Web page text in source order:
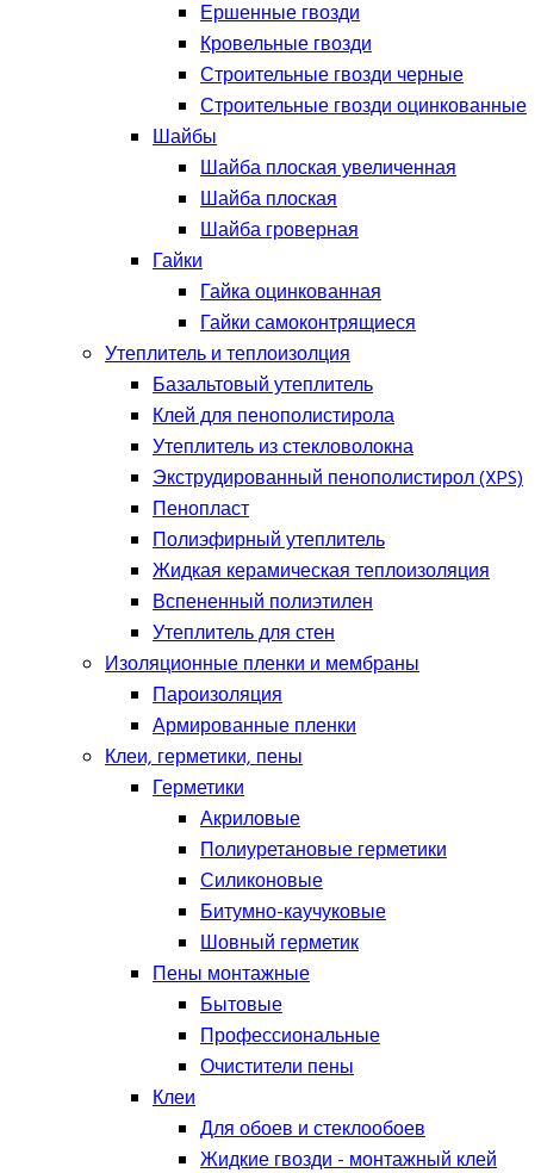
Ершенные гвозди
Кровельные гвозди
Строительные гвозди черные
Строительные гвозди оцинкованные
Шайбы
Шайба плоская увеличенная
Шайба плоская
Шайба гроверная
Гайки
Гайка оцинкованная
Гайки самоконтрящиеся
Утеплитель и теплоизолция
Базальтовый утеплитель
Клей для пенополистирола
Утеплитель из стекловолокна
Экструдированный пенополистирол (XPS)
Пенопласт
Полиэфирный утеплитель
Жидкая керамическая теплоизоляция
Вспененный полиэтилен
Утеплитель для стен
Изоляционные пленки и мембраны
Пароизоляция
Армированные пленки
Клеи, герметики, пены
Герметики
Акриловые
Полиуретановые герметики
Силиконовые
Битумно-каучуковые
Шовный герметик
Пены монтажные
Бытовые
Профессиональные
Очистители пены
Клеи
Для обоев и стеклообоев
Жидкие гвозди - монтажный клей